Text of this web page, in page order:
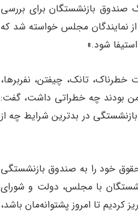
صندوق بازنشستگان برای بررسی
نمایندگان مجلس خواسته شد که
شود.»
تانک، چیفتن، نفربرها،‌
بودند چه خطراتی داشت، گفت:
در بدترین شرایط چه از
با طرح این سوال که آیا ما ۳۰ سال، ۲۲در صد از حقوق خود را به صندوق بازنشستگی
با مجلس، دولت و شورای
صندوق بازنشستگی واریز کردیم تا امروز پشتوانه‌مان باشد،